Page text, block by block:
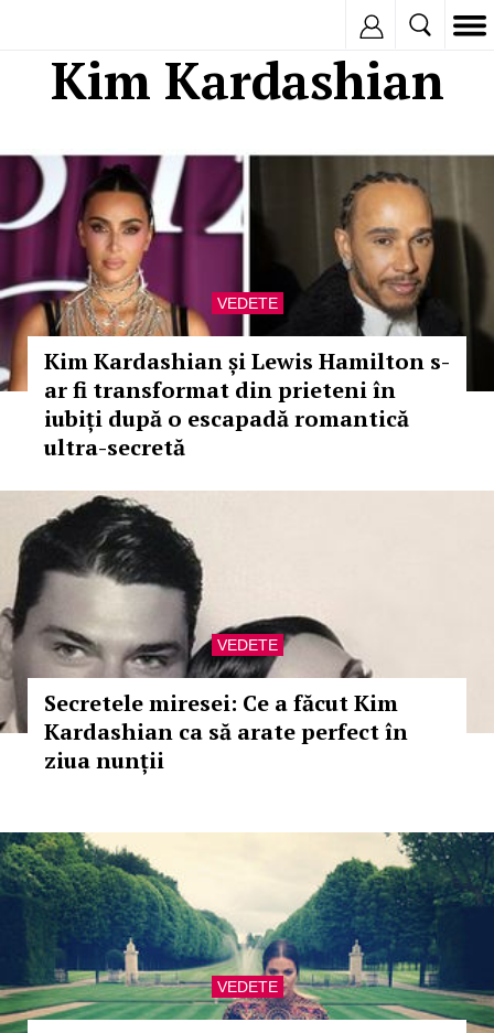
Kim Kardashian
VEDETE
Kim Kardashian și Lewis Hamilton s-
ar fi transformat din prieteni în
iubiți după o escapadă romantică
ultra-secretă
VEDETE
Secretele miresei: Ce a făcut Kim
Kardashian ca să arate perfect în
ziua nunții
VEDETE